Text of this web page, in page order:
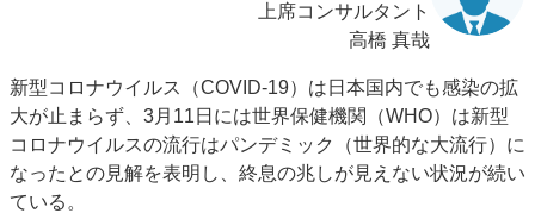
上席コンサルタント
高橋 真哉
新型コロナウイルス（COVID-19）は日本国内でも感染の拡
大が止まらず、 3月 11 日には世界保健機関（WHO）は新型
コロナウイルスの流行はパンデミック（世界的な大流行）に
なったとの見解を表明し、終息の兆しが見えない状況が続い
ている。